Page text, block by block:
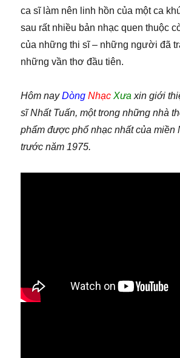
ca sĩ làm nên linh hồn của một ca
sau rất nhiều bản nhạc quen thuộc
của những thi sĩ – những người đã
những vần thơ đầu tiên.
Hôm nayDòng Nhạc Xưa xin giới
sĩ Nhất Tuấn, một trong những nhà
phẩm được phổ nhạc nhất của miền
trước năm 1975.